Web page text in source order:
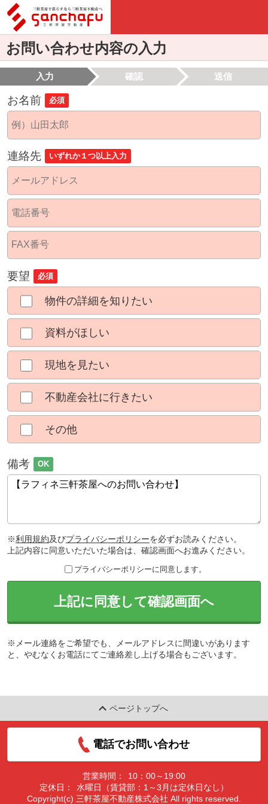
お問い合わせ内容の入力
入力 確認 送信
お名前 必須
連絡先 いずれか１つ以上入力
要望 必須
物件の詳細を知りたい
資料がほしい
現地を見たい
不動産会社に行きたい
その他
備考 OK
※利用規約及びプライバシーポリシーを必ずお読みください。
上記内容に同意いただいた場合は、確認画面へお進みください。
プライバシーポリシーに同意します。
上記に同意して確認画面へ
※メール連絡をご希望でも、メールアドレスに間違いがあります
と、やむなくお電話にてご連絡差し上げる場合もございます。
ページトップへ
電話でお問い合わせ
営業時間：
10：00～19:00
定休日：
水曜日（賃貸部：1～3月は定休日なし）
Copyright(c) 三軒茶屋不動産株式会社 All rights reserved.